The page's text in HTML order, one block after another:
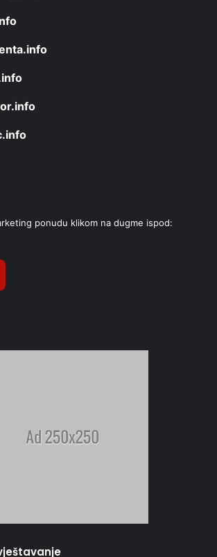
ponudu klikom na dugme ispod: